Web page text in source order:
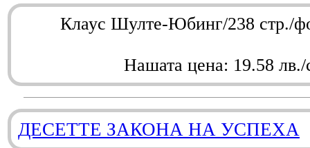
Клаус Шулте-Юбинг/238 стр./
Нашата цена: 19.58 лв./
ДЕСЕТТЕ ЗАКОНА НА УСПЕХА